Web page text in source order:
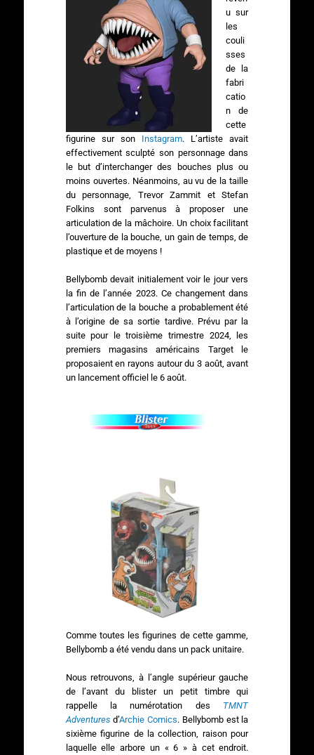
u sur
les
couli
sses
de la
fabri
catio
n de
cette
figurine sur son Instagram. L’artiste avait
effectivement sculpté son personnage dans
le but d’interchanger des bouches plus ou
moins ouvertes. Néanmoins, au vu de la taille
du personnage, Trevor Zammit et Stefan
Folkins sont parvenus à proposer une
articulation de la mâchoire. Un choix facilitant
l’ouverture de la bouche, un gain de temps, de
plastique et de moyens !
Bellybomb devait initialement voir le jour vers
la fin de l’année 2023. Ce changement dans
l’articulation de la bouche a probablement été
à l’origine de sa sortie tardive. Prévu par la
suite pour le troisième trimestre 2024, les
premiers magasins américains Target le
proposaient en rayons autour du 3 août, avant
un lancement officiel le 6 août.
Comme toutes les figurines de cette gamme,
Bellybomb a été vendu dans un pack unitaire.
Nous retrouvons, à l’angle supérieur gauche
de l’avant du blister un petit timbre qui
rappelle la numérotation des TMNT
Adventures d’Archie Comics. Bellybomb est la
sixième figurine de la collection, raison pour
laquelle elle arbore un « 6 » à cet endroit.